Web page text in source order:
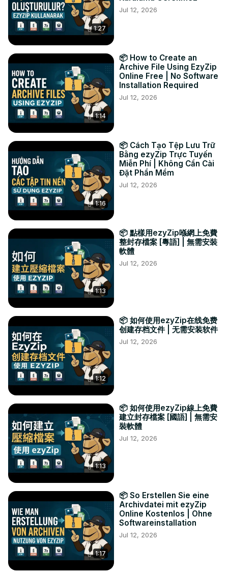
TWITTER: https://twitter.com/ezyzip
FACEBOOK: https://www.facebook.com/ezyzip/
LINKEDIN: https://www.linkedin.com/showcase/ezyzip/
PINTEREST: https://www.pinterest.com.au/ezyzip
1:27
Jul 12, 2026
1:14
📦 How to Create an
Archive File Using EzyZip
Online Free | No Software
Installation Required
Jul 12, 2026
1:16
📦 Cách Tạo Tệp Lưu Trữ
Bằng ezyZip Trực Tuyến
Miễn Phí | Không Cần Cài
Đặt Phần Mềm
Jul 12, 2026
1:13
📦 點樣用ezyZip喺網上免費
整封存檔案 [粵語] | 無需安裝
軟體
Jul 12, 2026
1:12
📦 如何使用ezyZip在线免费
创建存档文件 | 无需安装软件
Jul 12, 2026
1:13
📦 如何使用ezyZip線上免費
建立封存檔案 [國語] | 無需安
裝軟體
Jul 12, 2026
1:17
📦 So Erstellen Sie eine
Archivdatei mit ezyZip
Online Kostenlos | Ohne
Softwareinstallation
Jul 12, 2026